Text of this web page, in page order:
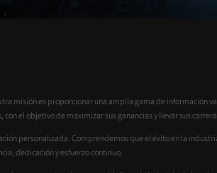
misión es proporcionar una amplia gama de información
el objetivo de maximizar sus ganancias y llevar sus
personalizada. Comprendemos que el éxito en la
dedicación y esfuerzo continuo.